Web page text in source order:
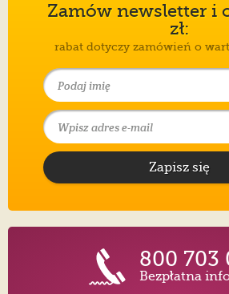
Zamów newsletter i
zł:
rabat dotyczy zamówień o
Zapisz się
800 703
Bezpłatna